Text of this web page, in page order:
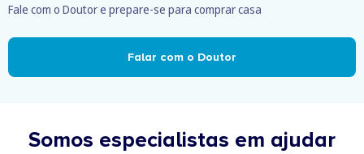
Fale com o Doutor e prepare-se para comprar casa
Falar com o Doutor
Somos especialistas em ajudar